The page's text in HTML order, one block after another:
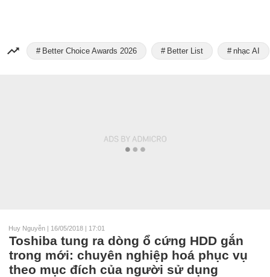
Better Choice Awards 2026 Better List nhạc AI
Huy Nguyễn | 16/05/2018 | 17:01
Toshiba tung ra dòng ổ cứng HDD gắn
trong mới: chuyên nghiệp hoá phục vụ
theo mục đích của người sử dụng